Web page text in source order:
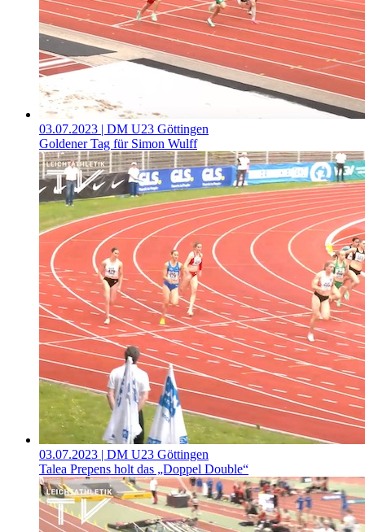
03.07.2023 | DM U23 Göttingen
Goldener Tag für Simon Wulff
03.07.2023 | DM U23 Göttingen
Talea Prepens holt das „Doppel Double“